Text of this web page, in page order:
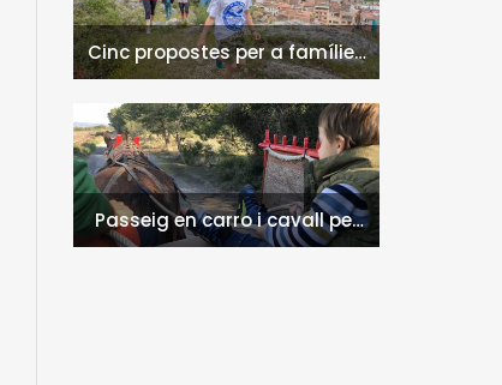
Cinc propostes per a famílies
a l'Hospitalet de l'Infant i la
Vall de Llors
Passeig en carro i cavall per
l'entorn de Nulles